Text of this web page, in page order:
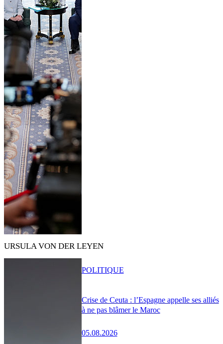
URSULA VON DER LEYEN
Crise de Ceuta : l’Espagne appelle ses alliés
à ne pas blâmer le Maroc
05.08.2026
POLITIQUE